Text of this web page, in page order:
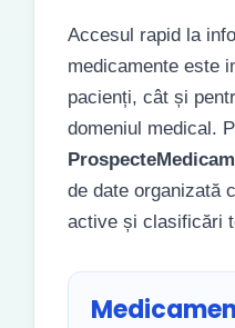
Accesul rapid la
medicamente este
pacienți, cât și
domeniul medical.
de date organizată
active și clasificări